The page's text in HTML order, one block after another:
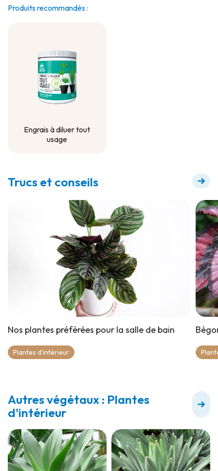
Produits recommandés :
Engrais à diluer tout
usage
Trucs et conseils
Nos plantes préférées pour la salle de bain
Plantes d'intérieur
Autres végétaux : Plantes
d'intérieur